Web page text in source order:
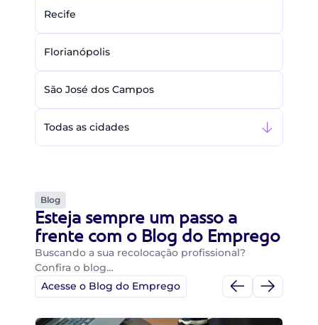
Recife
Florianópolis
São José dos Campos
Todas as cidades
Blog
Esteja sempre um passo a
frente com o Blog do Emprego
Buscando a sua recolocação profissional?
Confira o blog…
Acesse o Blog do Emprego